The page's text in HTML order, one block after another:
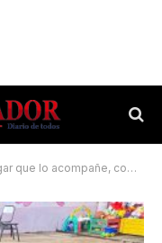
comprenda y le de amor